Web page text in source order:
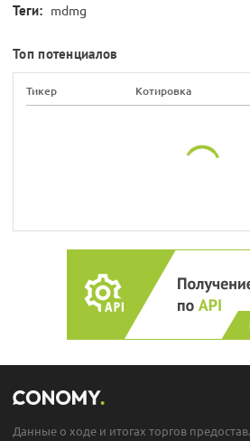
Теги: mdmg
Топ потенциалов
Тикер Котировка
Данные о ходе и итогах торгов